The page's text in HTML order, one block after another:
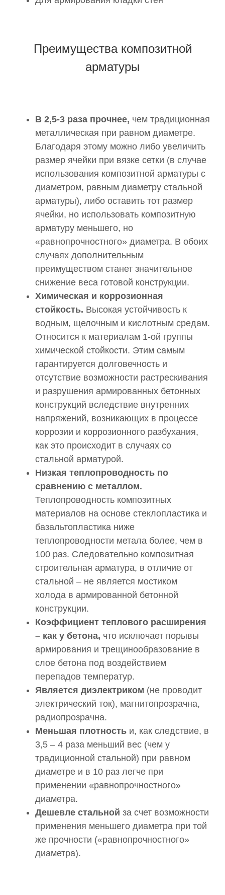
Преимущества композитной
арматуры
В 2,5-3 раза прочнее, чем традиционная
металлическая при равном диаметре.
Благодаря этому можно либо увеличить
размер ячейки при вязке сетки (в случае
использования композитной арматуры с
диаметром, равным диаметру стальной
арматуры), либо оставить тот размер
ячейки, но использовать композитную
арматуру меньшего, но
«равнопрочностного» диаметра. В обоих
случаях дополнительным
преимуществом станет значительное
снижение веса готовой конструкции.
Химическая и коррозионная
стойкость. Высокая устойчивость к
водным, щелочным и кислотным средам.
Относится к материалам 1-ой группы
химической стойкости. Этим самым
гарантируется долговечность и
отсутствие возможности растрескивания
и разрушения армированных бетонных
конструкций вследствие внутренних
напряжений, возникающих в процессе
коррозии и коррозионного разбухания,
как это происходит в случаях со
стальной арматурой.
Низкая теплопроводность по
сравнению с металлом.
Теплопроводность композитных
материалов на основе стеклопластика и
базальтопластика ниже
теплопроводности метала более, чем в
100 раз. Следовательно композитная
строительная арматура, в отличие от
стальной – не является мостиком
холода в армированной бетонной
конструкции.
Коэффициент теплового расширения
– как у бетона, что исключает порывы
армирования и трещинообразование в
слое бетона под воздействием
перепадов температур.
Является диэлектриком (не проводит
электрический ток), магнитопрозрачна,
радиопрозрачна.
Меньшая плотность и, как следствие, в
3,5 – 4 раза меньший вес (чем у
традиционной стальной) при равном
диаметре и в 10 раз легче при
применении «равнопрочностного»
диаметра.
Дешевле стальной за счет возможности
применения меньшего диаметра при той
же прочности («равнопрочностного»
диаметра).